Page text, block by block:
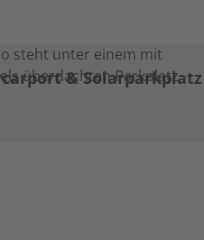
& Solarparkplatz